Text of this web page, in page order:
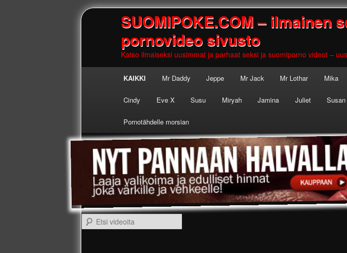
SUOMIPOKE.COM – ilmainen
pornovideo sivusto
Katso ilmaiseksi uusimmat ja parhaat seksi ja suomiporno videot –
Skip to
primary
Skip to
secondary
KAIKKI Mr Daddy Jeppe Mr Jack Mr Lothar Mika
Cindy Eve X Susu Miryah Jamina Juliet Susan
Pornotähdelle morsian
Etsi videoita